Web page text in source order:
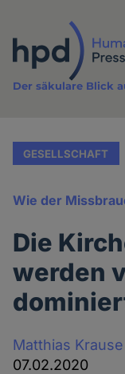
Inhalt
Der säkulare Blick
GESELLSCHAFT
Wie der
Die
werden
Matthias Krause
07.02.2020